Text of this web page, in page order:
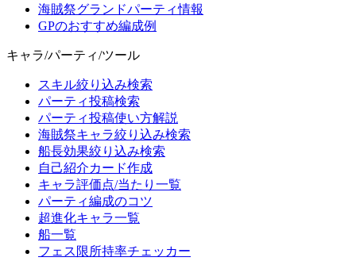
海賊祭グランドパーティ情報
GPのおすすめ編成例
キャラ/パーティ/ツール
スキル絞り込み検索
パーティ投稿検索
パーティ投稿使い方解説
海賊祭キャラ絞り込み検索
船長効果絞り込み検索
自己紹介カード作成
キャラ評価点/当たり一覧
パーティ編成のコツ
超進化キャラ一覧
船一覧
フェス限所持率チェッカー